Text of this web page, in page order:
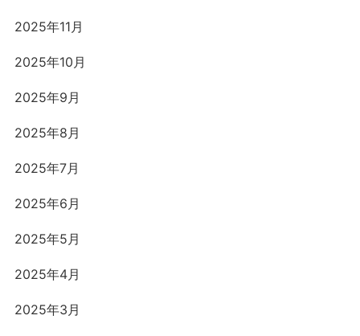
2025年11月
2025年10月
2025年9月
2025年8月
2025年7月
2025年6月
2025年5月
2025年4月
2025年3月